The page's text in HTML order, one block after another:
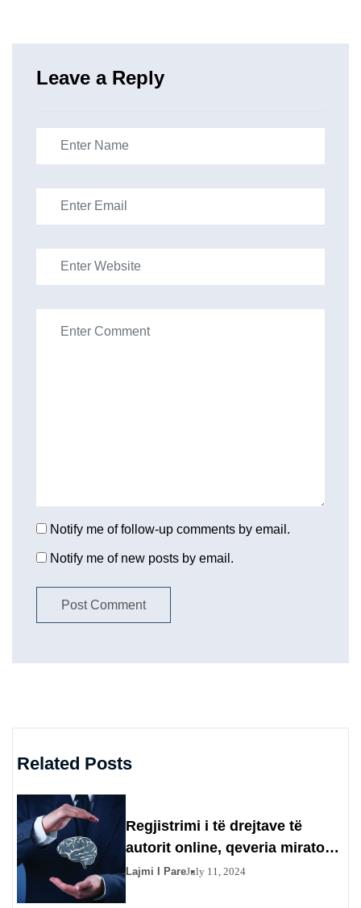
Leave a Reply
Notify me of follow-up comments by email.
Notify me of new posts by email.
Related Posts
Regjistrimi i të drejtave të
autorit online, qeveria miraton
procedurën që duhet të ndiqet
Lajmi I PareJuly 11, 2024